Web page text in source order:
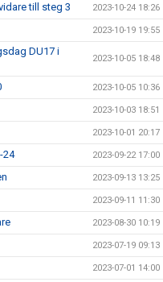
till steg 3 2023-10-24 18:26
2023-10-19 19:55
DU17 i
2023-10-05 18:48
2023-10-05 10:36
2023-10-03 18:51
2023-10-01 20:17
24 2023-09-22 17:00
2023-09-13 13:25
2023-09-11 11:30
2023-08-30 10:19
2023-07-19 09:13
2023-07-01 14:00